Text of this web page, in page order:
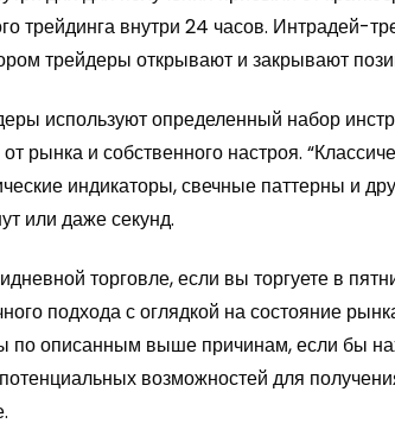
трейдинга внутри 24 часов. Интрадей-
трейдеры открывают и закрывают
используют определенный набор
рынка и собственного настроя.
индикаторы, свечные паттерны и
или даже секунд.
торговле, если вы торгуете в
подхода с оглядкой на состояние
по описанным выше причинам, если бы
возможностей для